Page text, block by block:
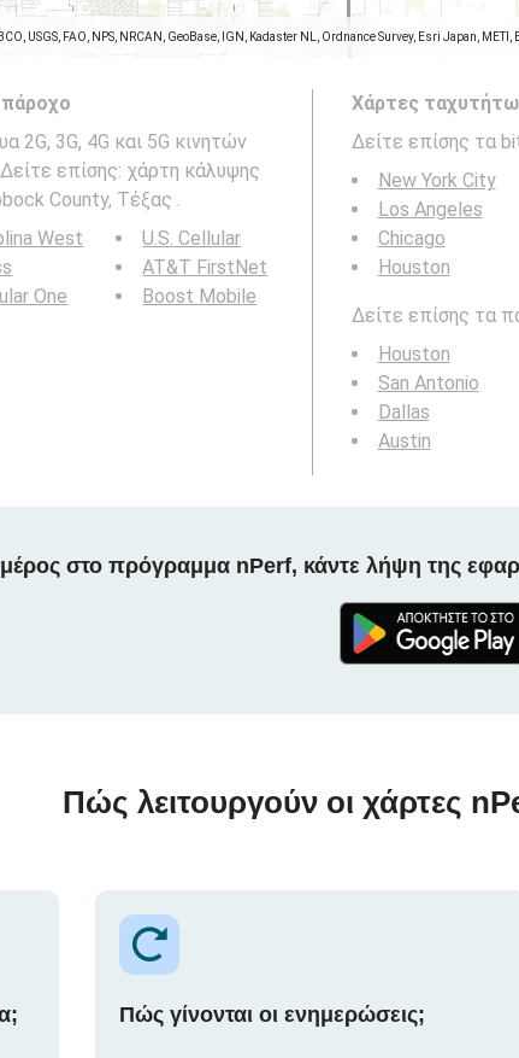
USGS, FAO, NPS, NRCAN, GeoBase, IGN, Kadaster NL, Ordnance Survey, Esri Japan,
2G, 3G, 4G και 5G κινητών
επίσης: χάρτη κάλυψης
County, Τέξας .
West
One
U.S. Cellular
AT&T FirstNet
Boost Mobile
Χάρτες
Δείτε επίσης τα
New York City
Los Angeles
Chicago
Houston
Δείτε επίσης τα
Houston
San Antonio
Dallas
Austin
στο πρόγραμμα nPerf, κάντε λήψη της
Πώς λειτουργούν οι χάρτες
Πώς γίνονται οι ενημερώσεις;